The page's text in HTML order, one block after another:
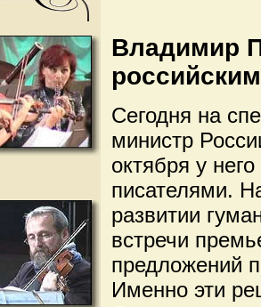
Владимир
Сегодня на
министр
октября у
писателями.
развитии
встречи
предложений
Именно эти